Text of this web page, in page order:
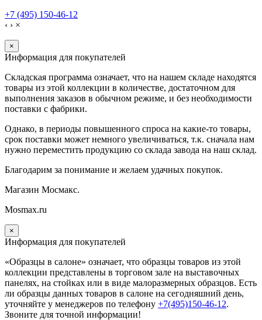
+7 (495) 150-46-12
‹ › ×
×
Информация для покупателей
Складская программа означает, что на нашем складе находятся
товары из этой коллекции в количестве, достаточном для
выполнения заказов в обычном режиме, и без необходимости
поставки с фабрики.
Однако, в периоды повышенного спроса на какие-то товары,
срок поставки может немного увеличиваться, т.к. сначала нам
нужно переместить продукцию со склада завода на наш склад.
Благодарим за понимание и желаем удачных покупок.
Магазин Мосмакс.
Mosmax.ru
×
Информация для покупателей
«Образцы в салоне» означает, что образцы товаров из этой
коллекции представлены в торговом зале на выставочных
панелях, на стойках или в виде малоразмерных образцов. Есть
ли образцы данных товаров в салоне на сегодняшний день,
уточняйте у менеджеров по телефону +7(495)150-46-12.
Звоните для точной информации!